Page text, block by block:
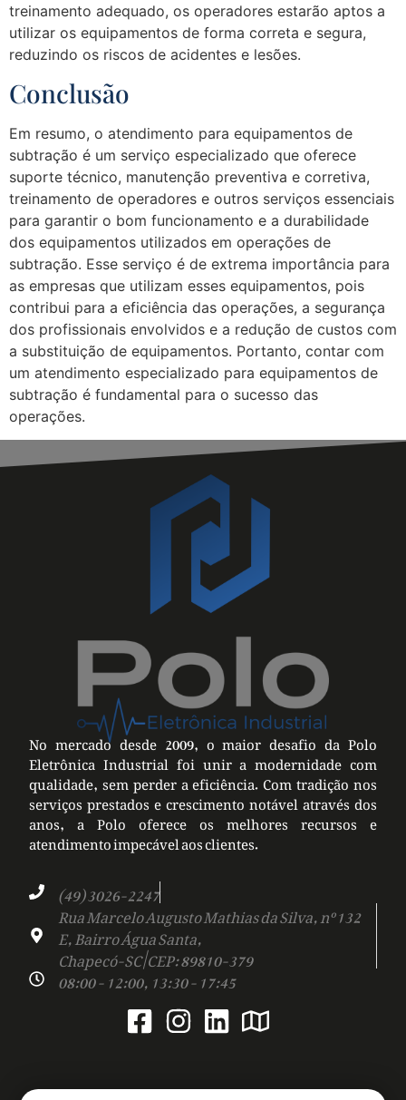
treinamento adequado, os operadores estarão aptos a
utilizar os equipamentos de forma correta e segura,
reduzindo os riscos de acidentes e lesões.
Conclusão
Em resumo, o atendimento para equipamentos de
subtração é um serviço especializado que oferece
suporte técnico, manutenção preventiva e corretiva,
treinamento de operadores e outros serviços essenciais
para garantir o bom funcionamento e a durabilidade
dos equipamentos utilizados em operações de
subtração. Esse serviço é de extrema importância para
as empresas que utilizam esses equipamentos, pois
contribui para a eficiência das operações, a segurança
dos profissionais envolvidos e a redução de custos com
a substituição de equipamentos. Portanto, contar com
um atendimento especializado para equipamentos de
subtração é fundamental para o sucesso das
operações.
No mercado desde 2009, o maior desafio da Polo
Eletrônica Industrial foi unir a modernidade com
qualidade, sem perder a eficiência. Com tradição nos
serviços prestados e crescimento notável através dos
anos, a Polo oferece os melhores recursos e
atendimento impecável aos clientes.
(49) 3026-2247
Rua Marcelo Augusto Mathias da Silva, nº 132
E, Bairro Água Santa,
Chapecó-SC | CEP: 89810-379
08:00 - 12:00, 13:30 - 17:45